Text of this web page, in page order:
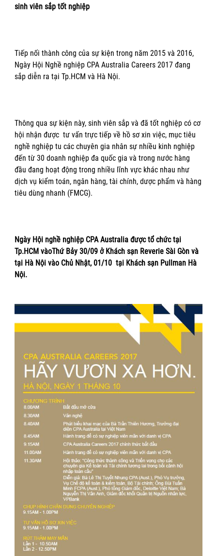
sinh viên sắp tốt nghiệp
Tiếp nối thành công của sự kiện trong năm 2015 và 2016,
Ngày Hội Nghề nghiệp CPA Australia Careers 2017 đang
sắp diễn ra tại Tp.HCM và Hà Nội.
Thông qua sự kiện này, sinh viên sắp và đã tốt nghiệp có cơ
hội nhận được tư vấn trực tiếp về hồ sơ xin việc, mục tiêu
nghề nghiệp tu các chuyên gia nhân sự nhiều kinh nghiệp
đến từ 30 doanh nghiệp đa quốc gia và trong nước hàng
đầu đang hoạt động trong nhiều lĩnh vực khác nhau như
dịch vụ kiểm toán, ngân hàng, tài chính, dược phẩm và hàng
tiêu dùng nhanh (FMCG).
Ngày Hội nghề nghiệp CPA Australia được tổ chức tại
Tp.HCM vàoThứ Bảy 30/09 ở Khách sạn Reverie Sài Gòn và
tại Hà Nội vào Chủ Nhật, 01/10 tại Khách sạn Pullman Hà
Nội.